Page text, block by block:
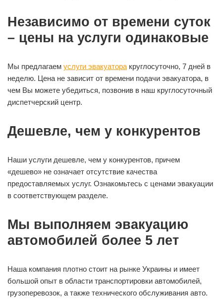
Независимо от времени суток
– цены на услуги одинаковые
Мы предлагаем услуги эвакуатора круглосуточно, 7 дней в
неделю. Цена не зависит от времени подачи эвакуатора, в
чем Вы можете убедиться, позвонив в наш круглосуточный
диспетчерский центр.
Дешевле, чем у конкурентов
Наши услуги дешевле, чем у конкурентов, причем
«дешево» не означает отсутствие качества
предоставляемых услуг. Ознакомьтесь с ценами эвакуации
в соответствующем разделе.
Мы выполняем эвакуацию
автомобилей более 5 лет
Наша компания плотно стоит на рынке Украины и имеет
большой опыт в области транспортировки автомобилей,
грузоперевозок, а также технического обслуживания авто.